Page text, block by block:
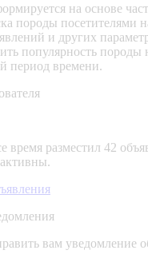
на основе
породы посетителями
и других
популярность породы
период времени.
время разместил 42
вам уведомление